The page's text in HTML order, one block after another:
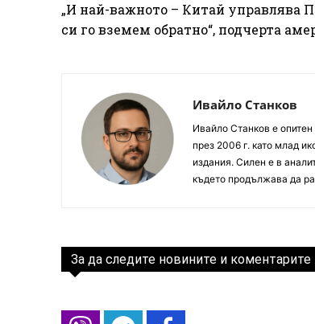
„И най-важното – Китай управлява
си го вземем обратно“, подчерта
Ивайло Станков
Ивайло Станков е
през 2006 г. като млад
издания. Силен е в
където продължава да
За да следите новините и